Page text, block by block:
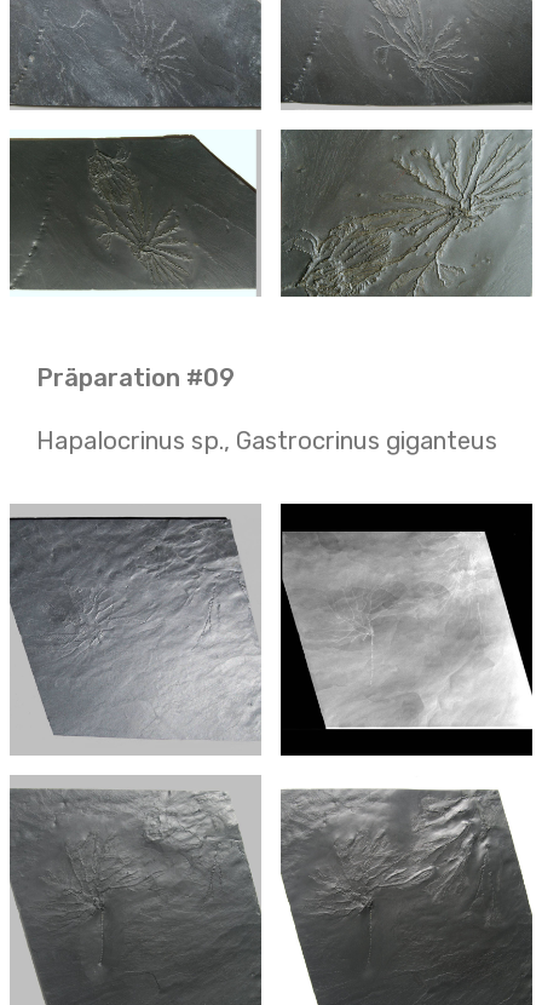
Präparation #09
Hapalocrinus sp., Gastrocrinus giganteus